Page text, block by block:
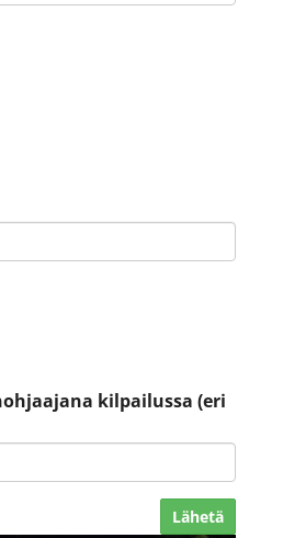
kilpailussa (eri
Lähetä